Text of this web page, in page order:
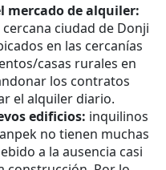
mercado de alquiler:
ciudad de Donji
en las cercanías
casas rurales en
los contratos
el alquiler diario.
edificios: inquilinos
no tienen muchas
a la ausencia casi